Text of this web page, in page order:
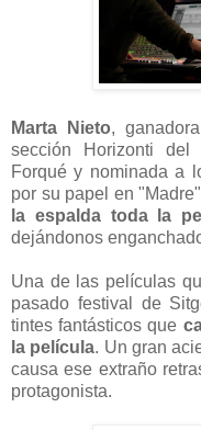
Marta Nieto,
sección Horizonti
Forqué y nominada a
por su papel en
la espalda toda la
dejándonos
Una de las películas
pasado festival de
tintes fantásticos que
la película. Un gran
causa ese extraño
protagonista.